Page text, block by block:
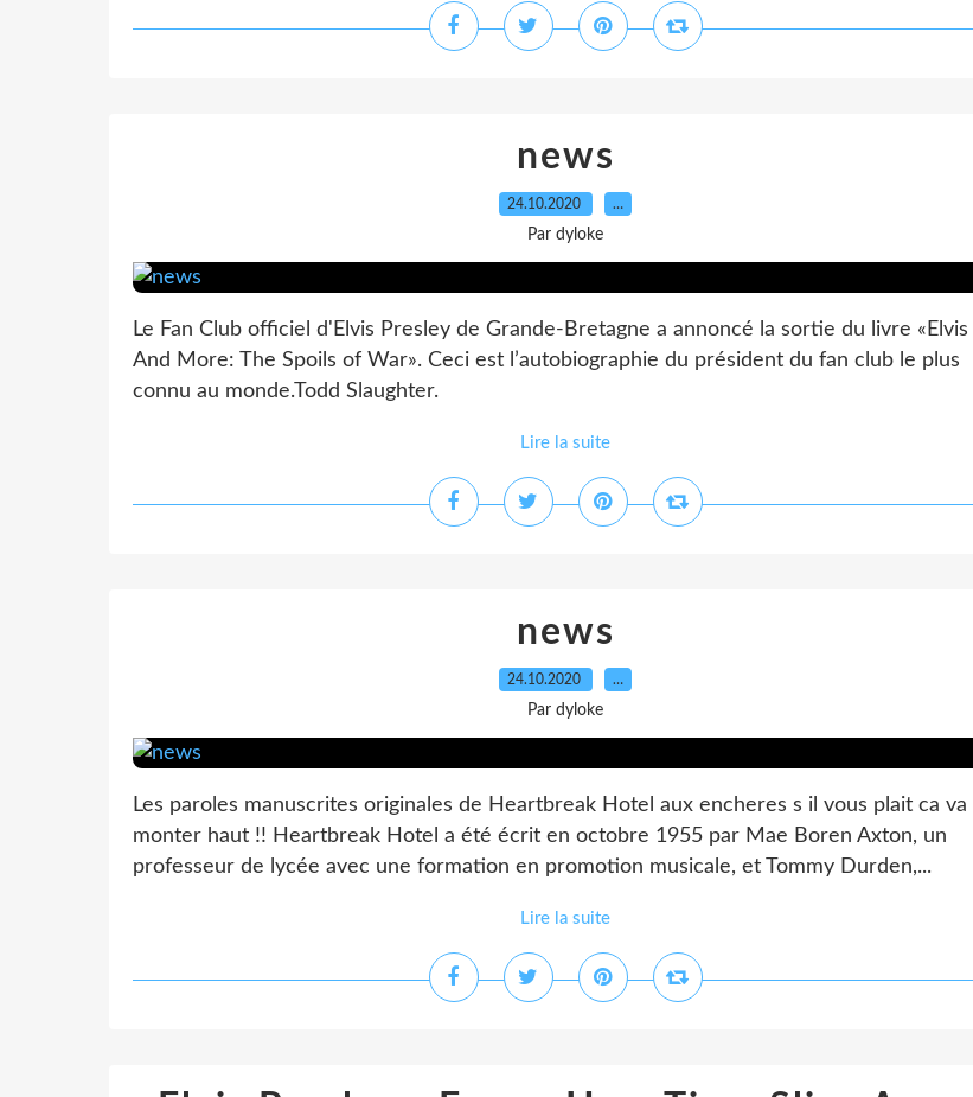
news
24.10.2020 …
Par dyloke
Le Fan Club officiel d'Elvis Presley de Grande-Bretagne a annoncé la sortie du livre «Elvis
And More: The Spoils of War». Ceci est l’autobiographie du président du fan club le plus
connu au monde.Todd Slaughter.
Lire la suite
news
24.10.2020 …
Par dyloke
Les paroles manuscrites originales de Heartbreak Hotel aux encheres s il vous plait ca va
monter haut !! Heartbreak Hotel a été écrit en octobre 1955 par Mae Boren Axton, un
professeur de lycée avec une formation en promotion musicale, et Tommy Durden,...
Lire la suite